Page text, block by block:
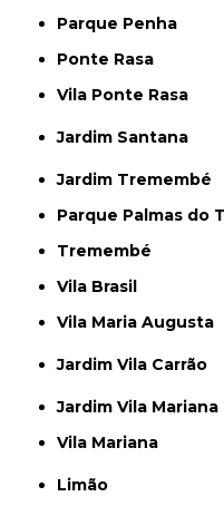
Parque Penha
Ponte Rasa
Vila Ponte Rasa
Jardim Santana
Jardim Tremembé
Parque Palmas do
Tremembé
Vila Brasil
Vila Maria Augusta
Jardim Vila Carrão
Jardim Vila Mariana
Vila Mariana
Limão